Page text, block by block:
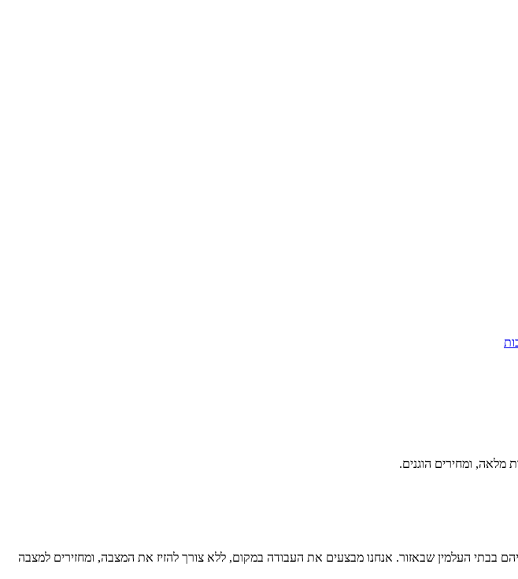
מלאה, ומחירים הוגנים.
בבתי העלמין שבאזור. אנחנו מבצעים את העבודה במקום, ללא צורך להזיז את המצבה, ומחזירים למצבה